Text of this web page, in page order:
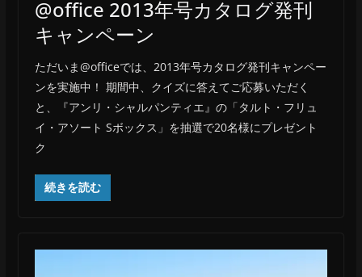
@office 2013年号カタログ発刊
キャンペーン
ただいま@officeでは、2013年号カタログ発刊キャンペー
ンを実施中！ 期間中、クイズに答えてご応募いただく
と、『アンリ・シャルパンティエ』の「タルト・フリュ
イ・アソート Sボックス」を抽選で20名様にプレゼント
ク
続きを読む